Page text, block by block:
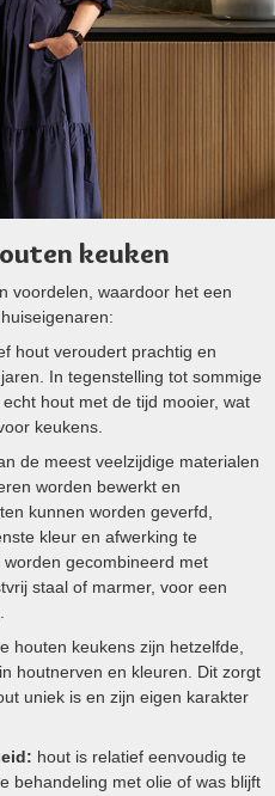
keuken
voordelen, waardoor het een
hout veroudert prachtig en
In tegenstelling tot sommige
hout met de tijd mooier, wat
keukens.
de meest veelzijdige materialen
worden bewerkt en
kunnen worden geverfd,
kleur en afwerking te
gecombineerd met
staal of marmer, voor een
houten keukens zijn hetzelfde,
houtnerven en kleuren. Dit zorgt
uniek is en zijn eigen karakter
hout is relatief eenvoudig te
behandeling met olie of was blijft